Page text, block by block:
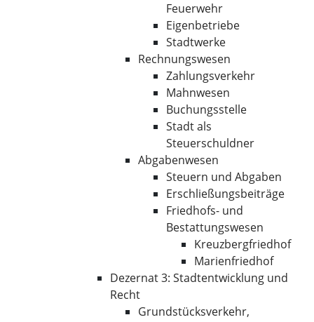
Feuerwehr
Eigenbetriebe
Stadtwerke
Rechnungswesen
Zahlungsverkehr
Mahnwesen
Buchungsstelle
Stadt als
Steuerschuldner
Abgabenwesen
Steuern und Abgaben
Erschließungsbeiträge
Friedhofs- und
Bestattungswesen
Kreuzbergfriedhof
Marienfriedhof
Dezernat 3: Stadtentwicklung und
Recht
Grundstücksverkehr,